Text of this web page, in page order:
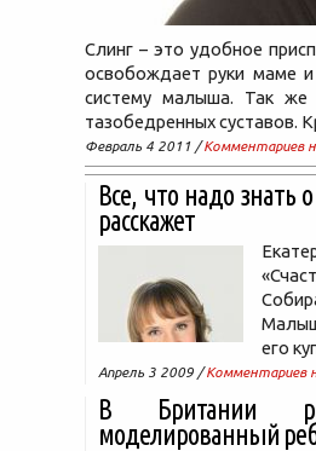
Слинг – это удобное
освобождает руки маме
систему малыша. Так же
тазобедренных суставов.
Февраль 4 2011 /Комментариев
Все, что надо
расскажет
его
Апрель 3 2009 /Комментариев
В Британии
моделированный